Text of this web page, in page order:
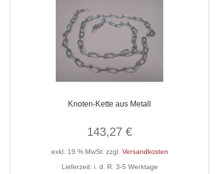
Knoten-Kette aus Metall
143,27 €
exkl. 19 % MwSt. zzgl. Versandkosten
Lieferzeit: i. d. R. 3-5 Werktage